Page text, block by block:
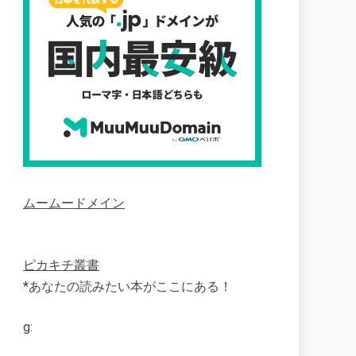
ムームードメイン
ピカキチ叢書
*あなたの読みたい本がここにある！
g: